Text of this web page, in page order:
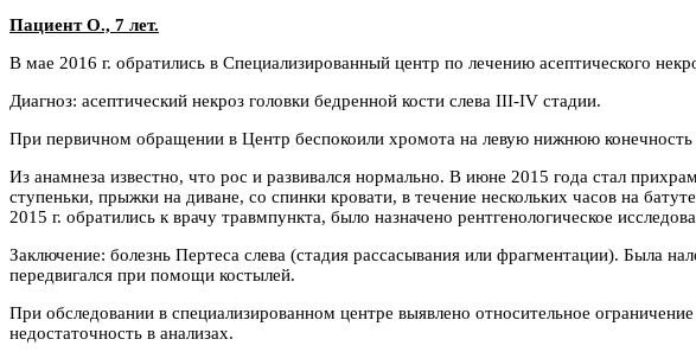
Пациент О., 7 лет.
В мае 2016 г. обратились в Специализированный центр по лечению асептического
Диагноз: асептический некроз головки бедренной кости слева III-IV стадии.
При первичном обращении в Центр беспокоили хромота на левую нижнюю
Из анамнеза известно, что рос и развивался нормально. В июне 2015 года стал
ступеньки, прыжки на диване, со спинки кровати, в течение нескольких часов на
2015 г. обратились к врачу травмпункта, было назначено рентгенологическое
Заключение: болезнь Пертеса слева (стадия рассасывания или фрагментации). Была
передвигался при помощи костылей.
При обследовании в специализированном центре выявлено относительное
недостаточность в анализах.